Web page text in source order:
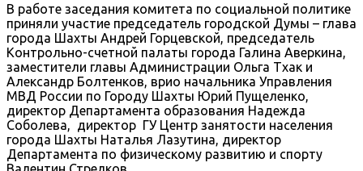
В работе заседания комитета по социальной политике
приняли участие председатель городской Думы – глава
города Шахты Андрей Горцевской, председатель
Контрольно-счетной палаты города Галина Аверкина,
заместители главы Администрации Ольга Тхак и
Александр Болтенков, врио начальника Управления
МВД России по Городу Шахты Юрий Пущеленко,
директор Департамента образования Надежда
Соболева, директор ГУ Центр занятости населения
города Шахты Наталья Лазутина, директор
Департамента по физическому развитию и спорту